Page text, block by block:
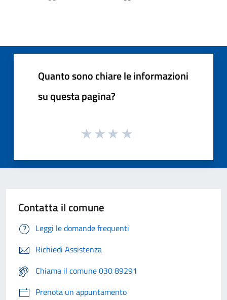
Quanto sono chiare le informazioni
su questa pagina?
Contatta il comune
Leggi le domande frequenti
Richiedi Assistenza
Chiama il comune 030 89291
Prenota un appuntamento